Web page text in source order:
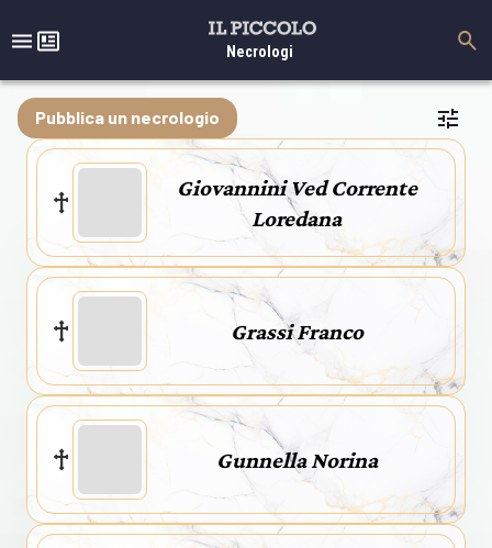
Necrologi
Pubblica un necrologio
Giovannini Ved Corrente
Loredana
Grassi Franco
Gunnella Norina